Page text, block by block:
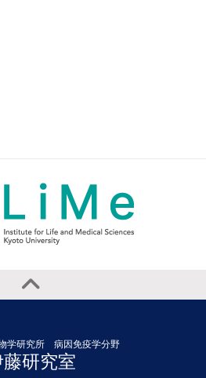
学研究所 病因免疫学分野
藤研究室